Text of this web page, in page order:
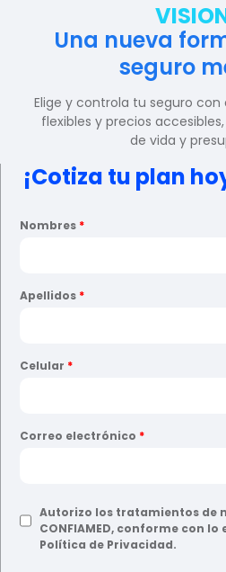
Una nueva
seguro
Elige y controla tu seguro
flexibles y precios
de vida y
¡Cotiza tu plan
Nombres *
Apellidos *
Celular *
Correo electrónico *
Autorizo los tratamientos de
CONFIAMED, conforme con
Política de Privacidad.